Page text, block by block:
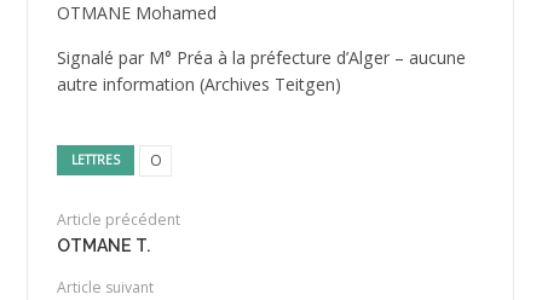
OTMANE Mohamed
Signalé par M° Préa à la préfecture d’Alger – aucune
autre information (Archives Teitgen)
LETTRES O
Article précédent
OTMANE T.
Article suivant